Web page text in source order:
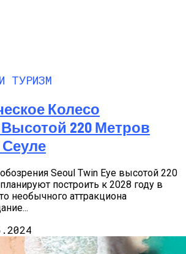
ТУРИЗМ
Колесо
220 Метров
Seoul Twin Eye высотой 220
построить к 2028 году в
необычного аттракциона